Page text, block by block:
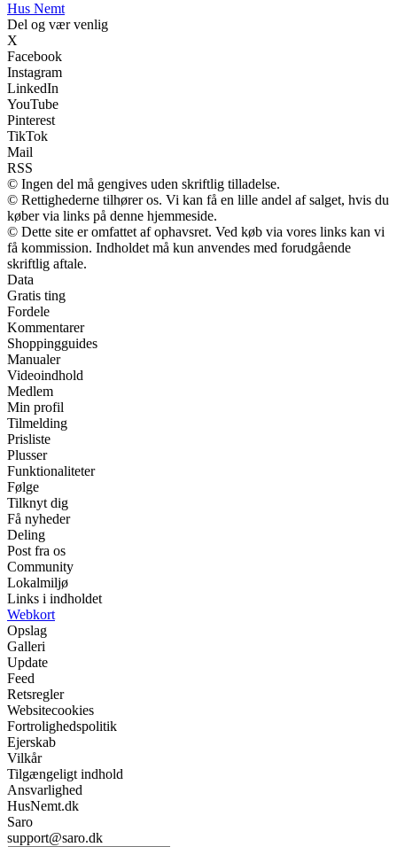
Hus Nemt
Del og vær venlig
X
Facebook
Instagram
LinkedIn
YouTube
Pinterest
TikTok
Mail
RSS
© Ingen del må gengives uden skriftlig tilladelse.
© Rettighederne tilhører os. Vi kan få en lille andel af salget, hvis du
køber via links på denne hjemmeside.
© Dette site er omfattet af ophavsret. Ved køb via vores links kan vi
få kommission. Indholdet må kun anvendes med forudgående
skriftlig aftale.
Data
Gratis ting
Fordele
Kommentarer
Shoppingguides
Manualer
Videoindhold
Medlem
Min profil
Tilmelding
Prisliste
Plusser
Funktionaliteter
Følge
Tilknyt dig
Få nyheder
Deling
Post fra os
Community
Lokalmiljø
Links i indholdet
Webkort
Opslag
Galleri
Update
Feed
Retsregler
Websitecookies
Fortrolighedspolitik
Ejerskab
Vilkår
Tilgængeligt indhold
Ansvarlighed
HusNemt.dk
Saro
support@saro.dk